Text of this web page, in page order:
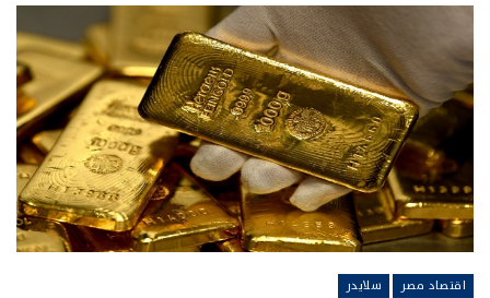
اقتصاد مصر سلايدر